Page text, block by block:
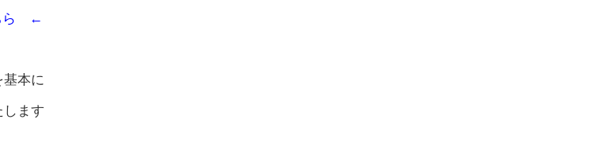
ら ←
本に
ます